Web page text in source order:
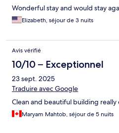
Wonderful stay and would stay
Elizabeth, séjour de 3 nuits
Avis vérifié
10/10 – Exceptionnel
23 sept. 2025
Traduire avec Google
Clean and beautiful building really
Maryam Mahtob, séjour de 5 nuits